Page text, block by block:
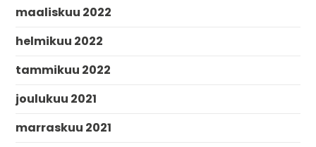
maaliskuu 2022
helmikuu 2022
tammikuu 2022
joulukuu 2021
marraskuu 2021